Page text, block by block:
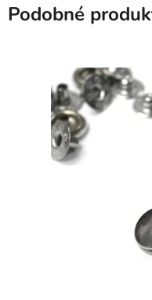
Podobné